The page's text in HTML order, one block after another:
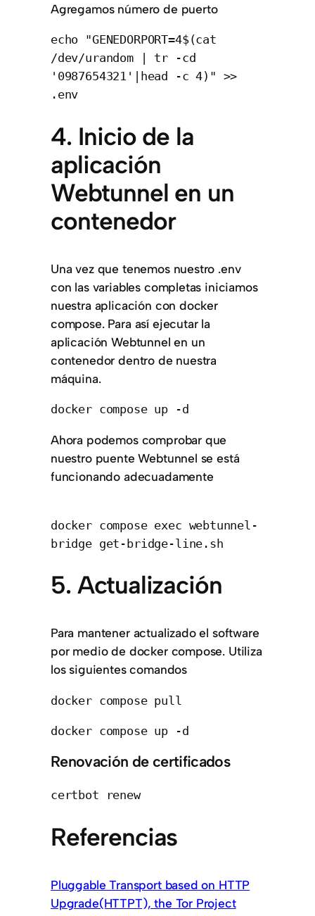
Agregamos número de puerto
echo "GENEDORPORT=4$(cat
/dev/urandom | tr -cd
'0987654321'|head -c 4)" >>
.env
4. Inicio de la
aplicación
Webtunnel en un
contenedor
Una vez que tenemos nuestro .env
con las variables completas iniciamos
nuestra aplicación con docker
compose. Para así ejecutar la
aplicación Webtunnel en un
contenedor dentro de nuestra
máquina.
docker compose up -d
Ahora podemos comprobar que
nuestro puente Webtunnel se está
funcionando adecuadamente
docker compose exec webtunnel-
5. Actualización
Para mantener actualizado el software
por medio de docker compose. Utiliza
los siguientes comandos
docker compose pull
Renovación de certificados
certbot renew
Referencias
Pluggable Transport based on HTTP
Upgrade(HTTPT), the Tor Project